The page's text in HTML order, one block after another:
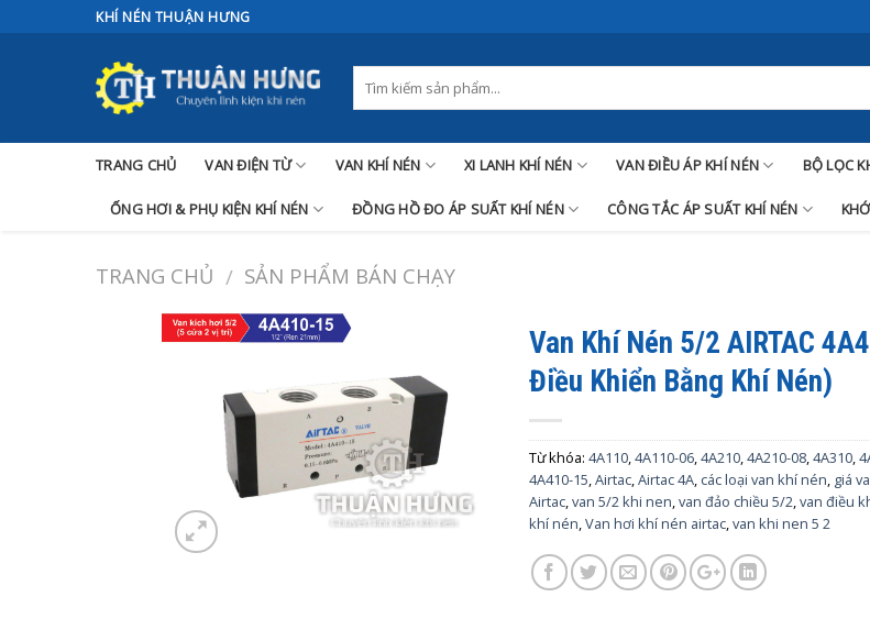
to
KHÍ NÉN THUẬN HƯNG
TRANG CHỦ VAN ĐIỆN TỪ VAN KHÍ NÉN XI LANH KHÍ NÉN VAN ĐIỀU ÁP KHÍ NÉN BỘ LỌC
ỐNG HƠI & PHỤ KIỆN KHÍ NÉN ĐỒNG HỒ ĐO ÁP SUẤT KHÍ NÉN CÔNG TẮC ÁP SUẤT KHÍ NÉN
TRANG CHỦ / SẢN PHẨM BÁN CHẠY
Van Khí Nén 5/2 AIRTAC
Điều Khiển Bằng Khí Nén)
Từ khóa:4A110,4A110-06,4A210,4A210-08,4A310,
4A410-15,Airtac,Airtac 4A, các loại van khí nén, giá
Airtac,van 5/2 khi nen,van đảo chiều 5/2,van điều
khí nén,Van hơi khí nén airtac,van khi nen 5 2